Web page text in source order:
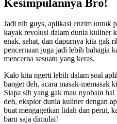
Kesimpulannya Bro!
Jadi nih guys, aplikasi enzim untuk
kayak revolusi dalam dunia kuliner
enak, sehat, dan dapurnya kita gak
pencernaan juga jadi lebih bahagia
mencerna sesuatu yang keras.
Kalo kita ngerti lebih dalam soal
banget deh, acara masak-memasak
Siapa sih yang gak mau nyobain
deh, eksplor dunia kuliner dengan
buat mengagetkan lidah dan perut,
baru saja dimulai!